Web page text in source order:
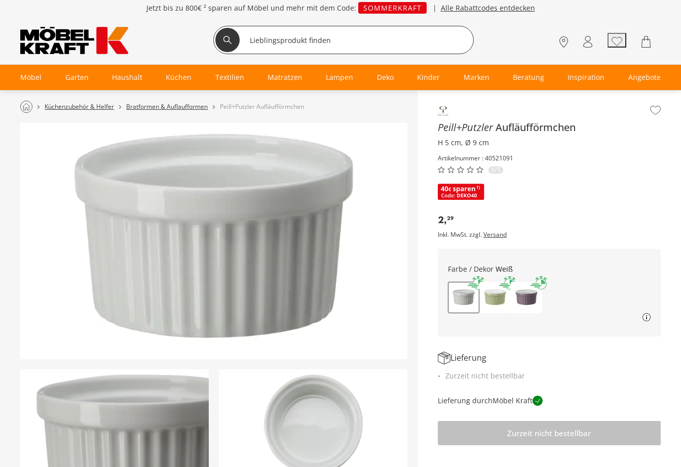
Jetzt bis zu 800€ ² sparen auf Möbel und mehr mit dem Code: SOMMERKRAFT | Alle Rabattcodes entdecken
Möbel Garten Haushalt Küchen Textilien Matratzen Lampen Deko Kinder Marken Beratung Inspiration Angebote
Küchenzubehör & Helfer Bratformen & Auflaufformen Peill+Putzler Aufläufförmchen Inhalt der Seitenleiste überspringen - Zum Seitenende
Peill+PutzlerAufläufförmchen
H 5 cm, Ø 9 cm
Artikelnummer : 40521091
0/5
2,29
Inkl. MwSt. zzgl.Versand
Farbe / Dekor Weiß
Lieferung
Zurzeit nicht bestellbar
Lieferung durchMöbel Kraft
Zurzeit nicht bestellbar